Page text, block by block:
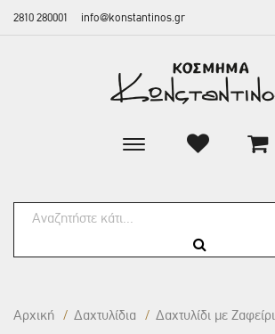
2810 280001 info@konstantinos.gr
Toggle
Αρχική / Δαxτυλίδια / Δαχτυλίδι με Ζαφείρι